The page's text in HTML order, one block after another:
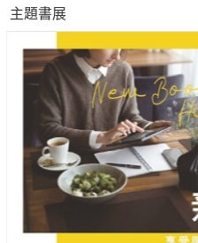
主題書展